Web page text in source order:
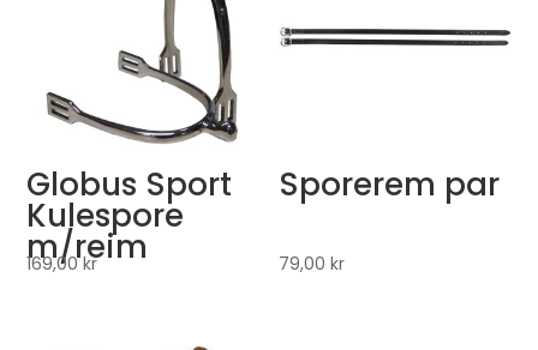
Globus Sport
Kulespore
m/reim
169,00kr
Sporerem par
79,00kr